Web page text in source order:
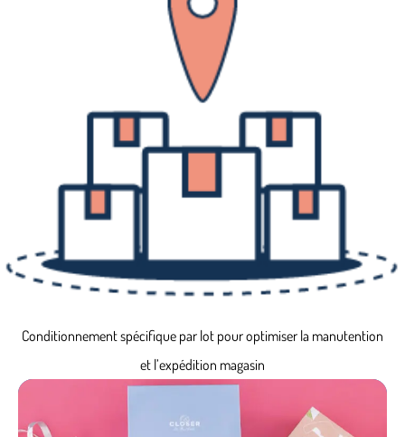
Conditionnement spécifique par lot pour optimiser la manutention
et l’expédition magasin